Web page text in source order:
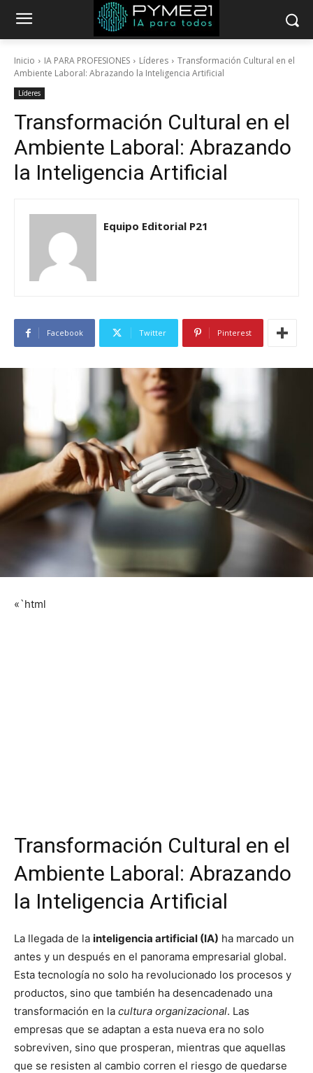
Inicio IA PARA PROFESIONES Líderes
Transformación Cultural en el
Ambiente Laboral: Abrazando la Inteligencia Artificial
Líderes
Transformación Cultural en el
Ambiente Laboral: Abrazando
la Inteligencia Artificial
Equipo Editorial P21
Facebook Twitter Pinterest
«`html
Transformación Cultural en el
Ambiente Laboral: Abrazando
la Inteligencia Artificial
La llegada de la inteligencia artificial (IA) ha marcado un
antes y un después en el panorama empresarial global.
Esta tecnología no solo ha revolucionado los procesos y
productos, sino que también ha desencadenado una
transformación en la cultura organizacional. Las
empresas que se adaptan a esta nueva era no solo
sobreviven, sino que prosperan, mientras que aquellas
que se resisten al cambio corren el riesgo de quedarse